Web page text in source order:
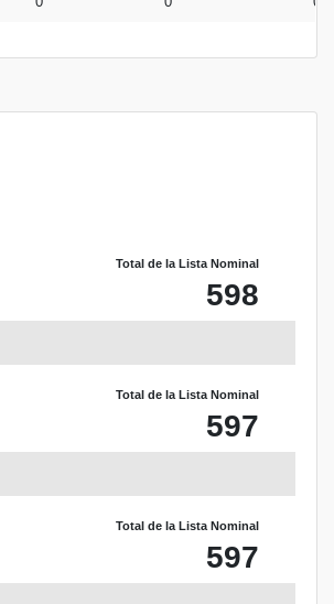
Total de la Lista Nominal
598
Total de la Lista Nominal
597
Total de la Lista Nominal
597